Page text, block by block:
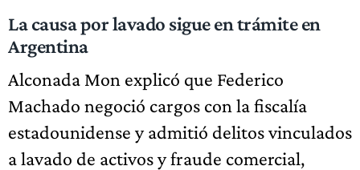
La causa por lavado sigue en trámite en
Argentina
Alconada Mon explicó que Federico
Machado negoció cargos con la fiscalía
estadounidense y admitió delitos vinculados
a lavado de activos y fraude comercial,